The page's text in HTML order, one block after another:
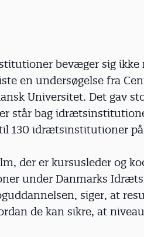
bevæger sig ikke
en undersøgelse fra
Universitet. Det gav
står bag
130 idrætsinstitutioner
der er kursusleder og
under Danmarks
siger, at
de kan sikre, at